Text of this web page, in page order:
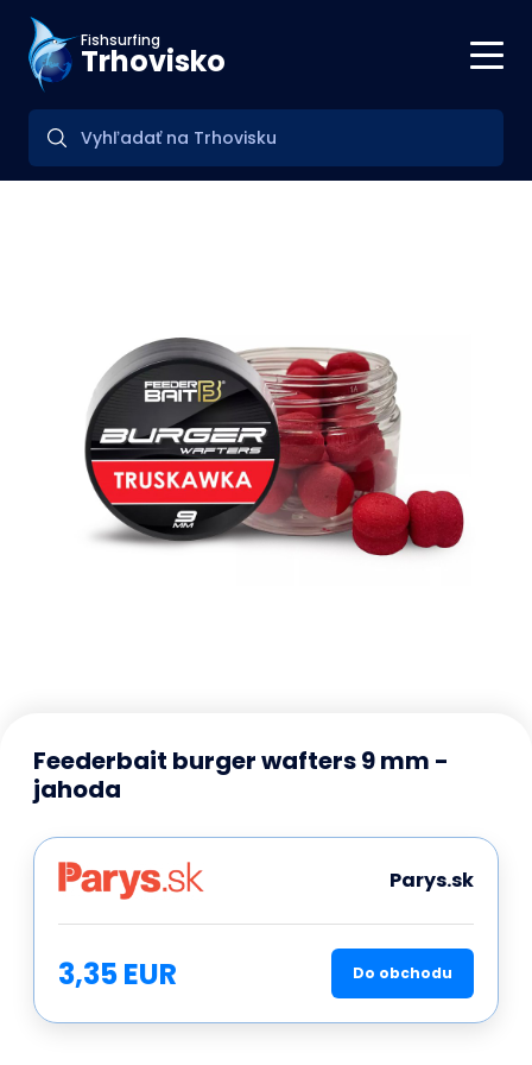
Fishsurfing
Trhovisko
Feederbait burger wafters 9 mm -
jahoda
Parys.sk
3,35 EUR Do obchodu